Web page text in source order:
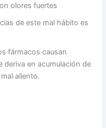
olores fuertes
de este mal hábito es
fármacos causan
deriva en acumulación de
aliento.